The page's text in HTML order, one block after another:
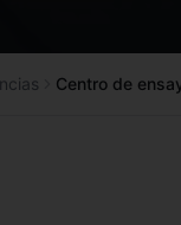
Centro de